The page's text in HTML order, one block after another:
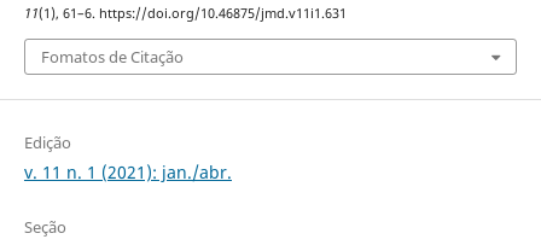
11(1), 61–6. https://doi.org/10.46875/jmd.v11i1.631
Fomatos de Citação
Edição
v. 11 n. 1 (2021): jan./abr.
Seção